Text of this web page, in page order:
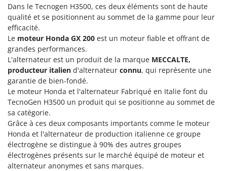
Lieuses électriques pour vignes
M
Machines à pâtes
Machines pour la transformation des fruits
Machines sous vide
Motobineuses
Motoculteurs
Motofaucheuses
Motopompes pour irrigation
Moulins à céréales électriques
F
FAC
Fama Industrie
Famag
Famur
FARMER
FBC
Ferrari Group
Ferroni
Ferrua
FIAC
Dans le Tecnogen H3500, ces deux éléments sont de haute
qualité et se positionnent au sommet de la gamme pour leur
efficacité.
Le moteur Honda GX 200 est un moteur fiable et offrant de
grandes performances.
L'alternateur est un produit de la marque MECCALTE,
producteur italien d'alternateur connu, qui représente une
garantie de bien-fondé.
Le moteur Honda et l'alternateur Fabriqué en Italie font du
TecnoGen H3500 un produit qui se positionne au sommet de
sa catégorie.
Grâce à ces deux composants importants comme le moteur
Honda et l'alternateur de production italienne ce groupe
électrogène se distingue à 90% des autres groupes
électrogènes présents sur le marché équipé de moteur et
alternateur anonymes et sans marques.